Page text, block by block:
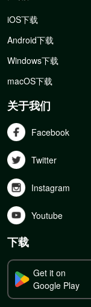
iOS下载
Android下载
Windows下载
macOS下载
关于我们
Facebook
Twitter
Instagram
Youtube
下载
Get it on
Google Play